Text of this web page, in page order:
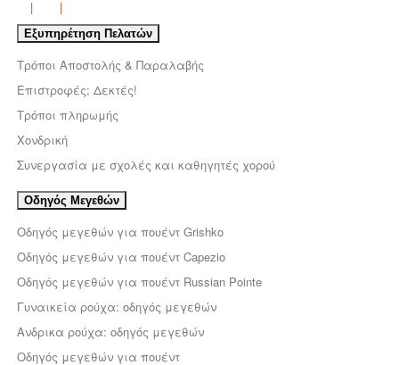
Εξυπηρέτηση Πελατών
Τρόποι Αποστολής & Παραλαβής
Επιστροφές; Δεκτές!
Τρόποι πληρωμής
Χονδρική
Συνεργασία με σχολές και καθηγητές χορού
Οδηγός Μεγεθών
Οδηγός μεγεθών για πουέντ Grishko
Οδηγός μεγεθών για πουέντ Capezio
Οδηγός μεγεθών για πουέντ Russian Pointe
Γυναικεία ρούχα: οδηγός μεγεθών
Ανδρικα ρούχα: οδηγός μεγεθών
Οδηγός μεγεθών για πουέντ